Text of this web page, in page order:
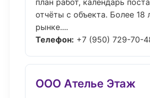
план работ, календарь
отчёты с объекта. Более 18
рынке....
Телефон: +7 (950) 729-70-
ООО Ателье Этаж